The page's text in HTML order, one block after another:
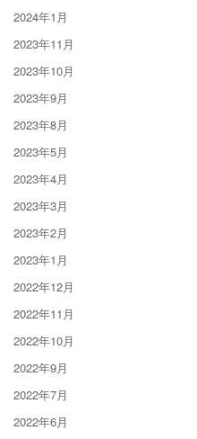
2024年1月
2023年11月
2023年10月
2023年9月
2023年8月
2023年5月
2023年4月
2023年3月
2023年2月
2023年1月
2022年12月
2022年11月
2022年10月
2022年9月
2022年7月
2022年6月